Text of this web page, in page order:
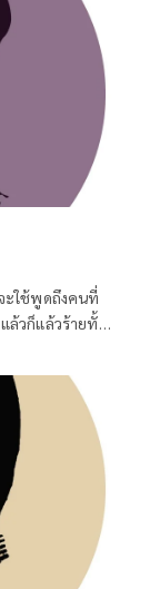
ะใช้พูดถึงคนที่
วก็แล้วร้ายทั้ง